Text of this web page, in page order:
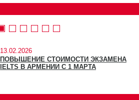
13.02.2026
ПОВЫШЕНИЕ СТОИМОСТИ ЭКЗАМЕНА
IELTS В АРМЕНИИ С 1 МАРТА